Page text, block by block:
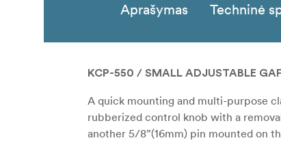
Aprašymas Techninė
KCP-550 / SMALL ADJUSTABLE
A quick mounting and multi-purpose
rubberized control knob with a
another 5/8”(16mm) pin mounted on